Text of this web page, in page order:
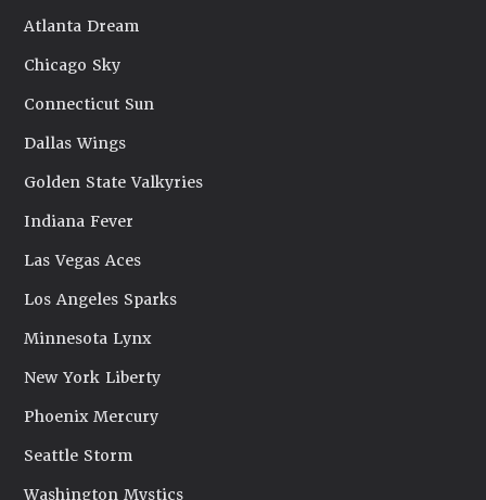
Atlanta Dream
Chicago Sky
Connecticut Sun
Dallas Wings
Golden State Valkyries
Indiana Fever
Las Vegas Aces
Los Angeles Sparks
Minnesota Lynx
New York Liberty
Phoenix Mercury
Seattle Storm
Washington Mystics